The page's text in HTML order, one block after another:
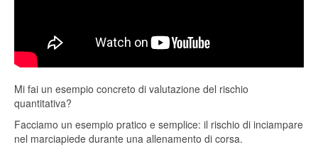
Mi fai un esempio concreto di valutazione del rischio
quantitativa?
Facciamo un esempio pratico e semplice: il rischio di inciampare
nel marciapiede durante una allenamento di corsa.